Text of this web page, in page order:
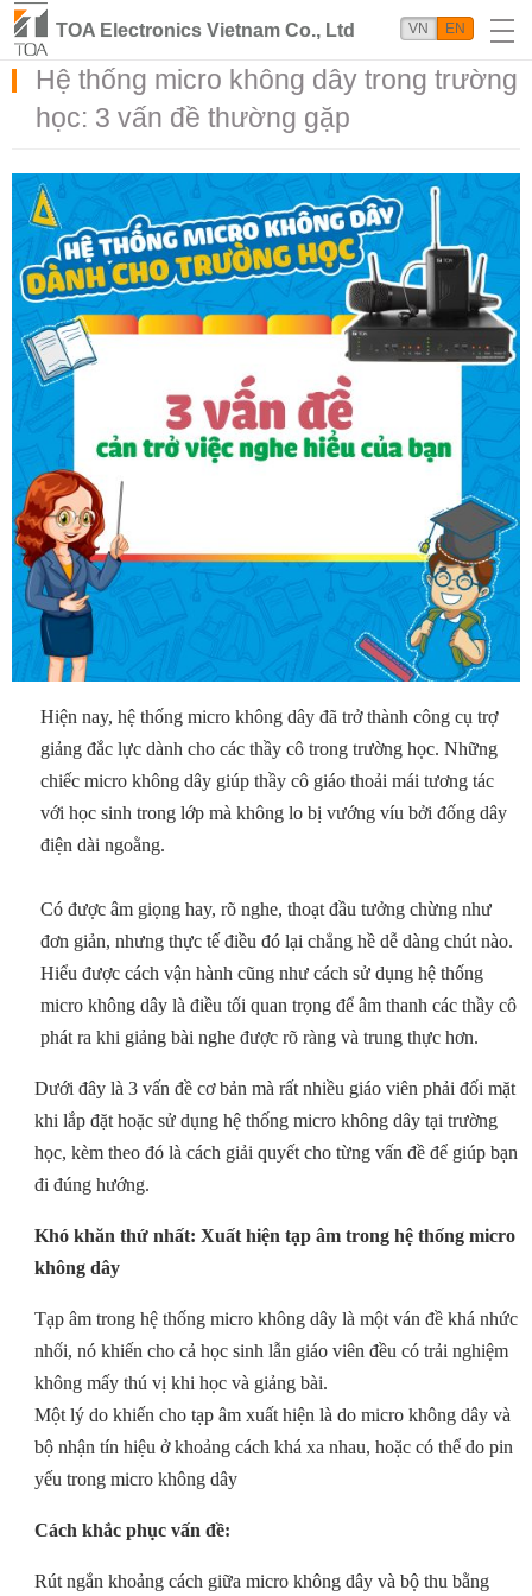
TOA Electronics Vietnam Co., Ltd VN EN
Hệ thống micro không dây trong trường
học: 3 vấn đề thường gặp
Hiện nay, hệ thống micro không dây đã trở thành công cụ trợ
giảng đắc lực dành cho các thầy cô trong trường học. Những
chiếc micro không dây giúp thầy cô giáo thoải mái tương tác
với học sinh trong lớp mà không lo bị vướng víu bởi đống dây
điện dài ngoằng.
Có được âm giọng hay, rõ nghe, thoạt đầu tưởng chừng như
đơn giản, nhưng thực tế điều đó lại chẳng hề dễ dàng chút nào.
Hiểu được cách vận hành cũng như cách sử dụng hệ thống
micro không dây là điều tối quan trọng để âm thanh các thầy cô
phát ra khi giảng bài nghe được rõ ràng và trung thực hơn.
Dưới đây là 3 vấn đề cơ bản mà rất nhiều giáo viên phải đối mặt
khi lắp đặt hoặc sử dụng hệ thống micro không dây tại trường
học, kèm theo đó là cách giải quyết cho từng vấn đề để giúp bạn
đi đúng hướng.
Khó khăn thứ nhất: Xuất hiện tạp âm trong hệ thống micro
không dây
Tạp âm trong hệ thống micro không dây là một ván đề khá nhức
nhối, nó khiến cho cả học sinh lẫn giáo viên đều có trải nghiệm
không mấy thú vị khi học và giảng bài.
Một lý do khiến cho tạp âm xuất hiện là do micro không dây và
bộ nhận tín hiệu ở khoảng cách khá xa nhau, hoặc có thể do pin
yếu trong micro không dây
Cách khắc phục vấn đề:
Rút ngắn khoảng cách giữa micro không dây và bộ thu bằng